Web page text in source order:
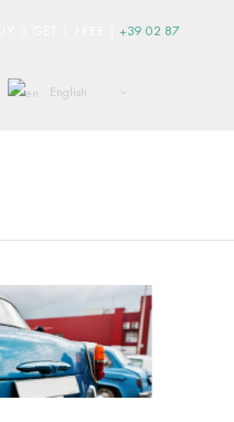
+39 02 87
English